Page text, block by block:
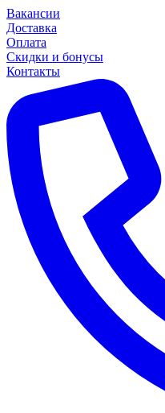
Вакансии
Доставка
Оплата
Скидки и бонусы
Контакты